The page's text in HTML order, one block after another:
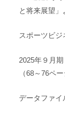
と将来展望」
スポーツビジ
2025年９月
（68～76ペー
データファイ